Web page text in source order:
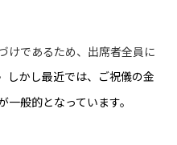
けであるため、出席者全員に
しかし最近では、ご祝儀の金
般的となっています。